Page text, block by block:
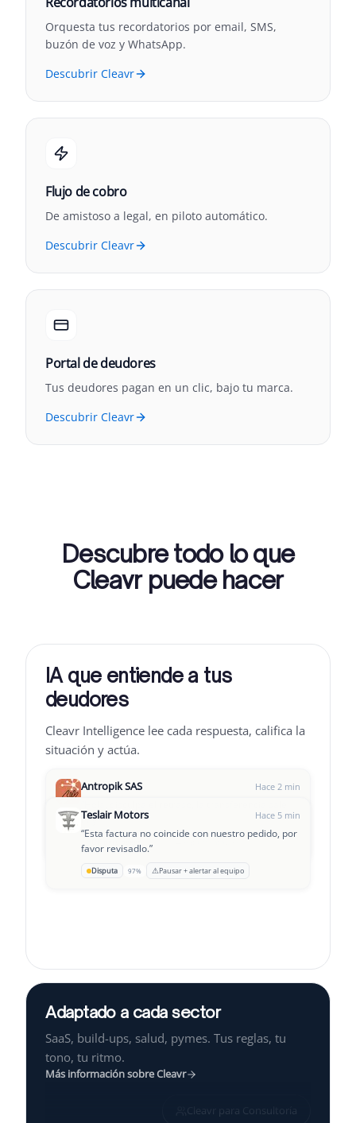
Orquesta tus recordatorios por email, SMS,
buzón de voz y WhatsApp.
Descubrir Cleavr
Flujo de cobro
De amistoso a legal, en piloto automático.
Descubrir Cleavr
Portal de deudores
Tus deudores pagan en un clic, bajo tu marca.
Descubrir Cleavr
Descubre todo lo que
Cleavr puede hacer
IA que entiende a tus
deudores
Cleavr Intelligence lee cada respuesta, califica la
situación y actúa.
Antropik SAS Hace 2 min
hoy.”
Teslair Motors Hace 5 min
“Esta factura no coincide con nuestro pedido, por
favor revisadlo.”
Disputa 97% ⚠Pausar + alertar al equipo
Leclair Group Hace 8 min
¿podemos establecer un plan de pago?
Adaptado a cada sector
SaaS, build-ups, salud, pymes. Tus reglas, tu
tono, tu ritmo.
Más información sobre Cleavr
Cleavr para Consultoría